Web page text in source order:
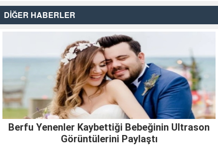
DİĞER HABERLER
Berfu Yenenler Kaybettiği Bebeğinin Ultrason
Görüntülerini Paylaştı